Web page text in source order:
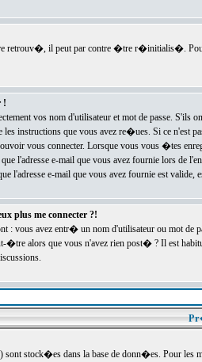
retrouv�, il peut par contre �tre r�initialis�.
!
vos nom d'utilisateur et mot de passe.
les instructions que vous avez re�ues. Si ce
vous connecter. Lorsque vous vous �tes
l'adresse e-mail que vous avez fournie lors de
e-mail que vous avez fournie est valide,
plus me connecter ?!
: vous avez entr� un nom d'utilisateur ou
�tre alors que vous n'avez rien post� ? Il est
stock�es dans la base de donn�es. Pour les